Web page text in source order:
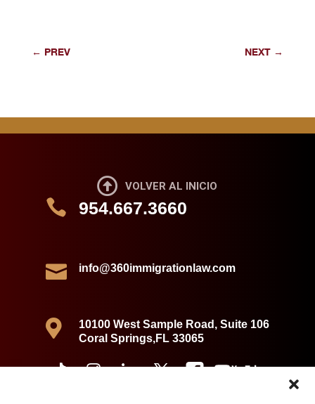
← PREV NEXT →
 VOLVER AL INICIO
 954.667.3660
 info@360immigrationlaw.com

10100 West Sample Road, Suite 106
Coral Springs,FL 33065